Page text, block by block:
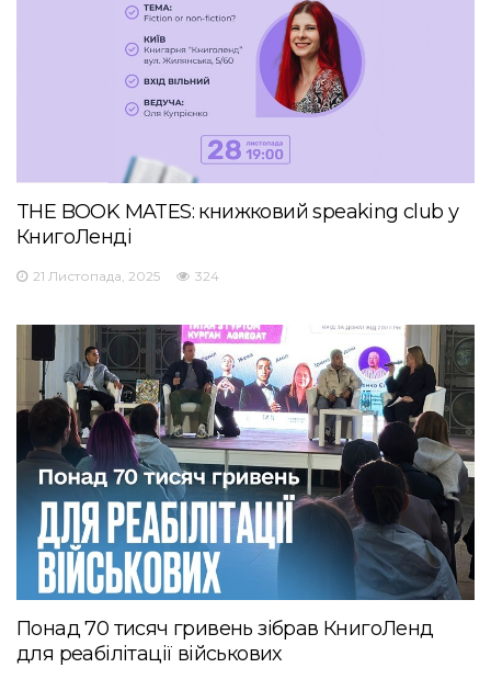
THE BOOK MATES: книжковий speaking club у
КнигоЛенді
21 Листопада, 2025 324
Понад 70 тисяч гривень зібрав КнигоЛенд
для реабілітації військових